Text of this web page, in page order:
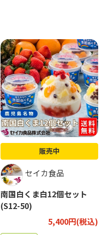
販売中
セイカ食品
南国白くま白12個セット
(S12-50)
5,400円(税込)